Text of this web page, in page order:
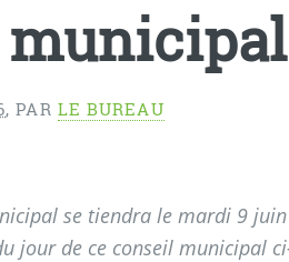
,PAR LE BUREAU
se tiendra le mardi 9
jour de ce conseil municipal